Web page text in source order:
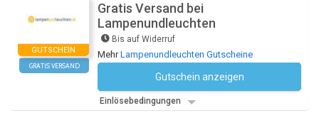
GUTSCHEIN
GRATIS VERSAND
Gratis Versand bei
Lampenundleuchten
Bis auf Widerruf
MehrLampenundleuchten Gutscheine
Gutschein anzeigen
Einlösebedingungen